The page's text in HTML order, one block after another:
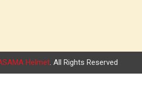
Helmet . All Rights Reserved